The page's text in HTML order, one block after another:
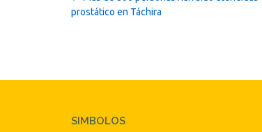
navigation
prostático en Táchira
SIMBOLOS